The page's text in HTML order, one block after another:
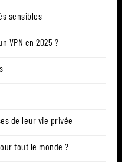
sensibles
VPN en 2025 ?
de leur vie privée
tout le monde ?